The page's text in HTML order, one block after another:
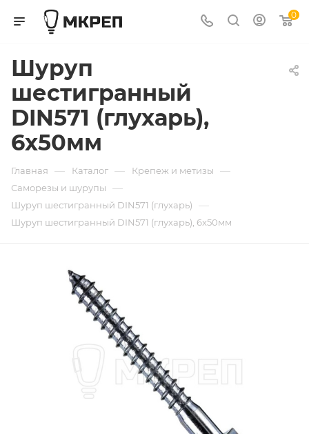
0
Шуруп
шестигранный
DIN571 (глухарь),
6x50мм
Главная — Каталог — Крепеж и метизы —
Саморезы и шурупы —
Шуруп шестигранный DIN571 (глухарь) —
Шуруп шестигранный DIN571 (глухарь), 6x50мм